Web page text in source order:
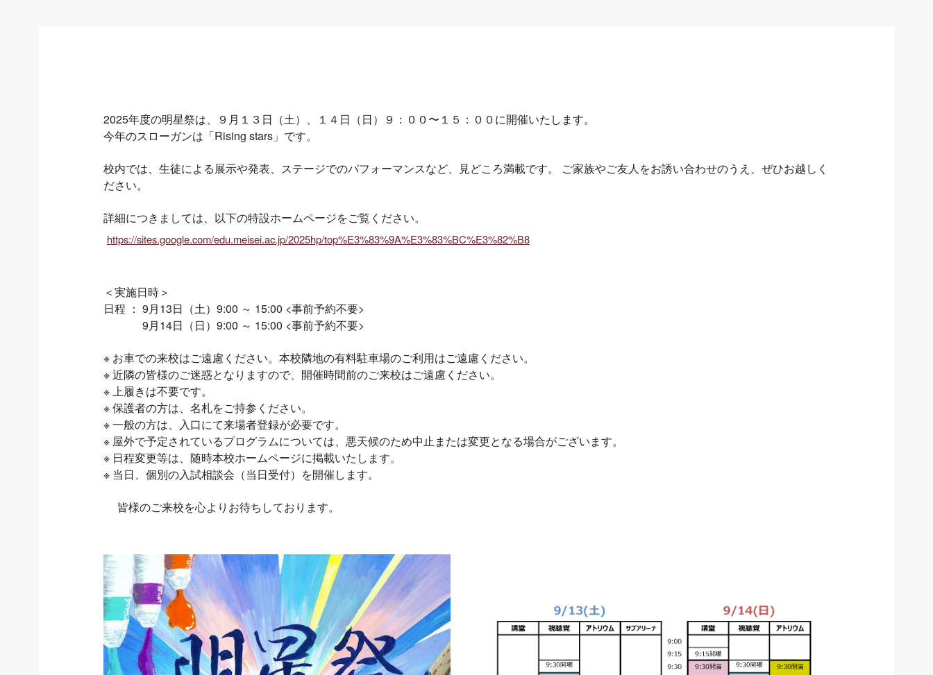
2025年度の明星祭は、９月１３日（土）、１４日（日）９：００〜１５：００に開催いたします。
今年のスローガンは「Rising stars」です。
校内では、生徒による展示や発表、ステージでのパフォーマンスなど、見どころ満載です。 ご家族やご友人をお誘い合わせのうえ、ぜひお越しく
ださい。
詳細につきましては、以下の特設ホームページをご覧ください。
https://sites.google.com/edu.meisei.ac.jp/2025hp/top%E3%83%9A%E3%83%BC%E3%82%B8
＜実施日時＞
日程 ： 9月13日（土）9:00 ～ 15:00 <事前予約不要>
9月14日（日）9:00 ～ 15:00 <事前予約不要>
※ お車での来校はご遠慮ください。本校隣地の有料駐車場のご利用はご遠慮ください。
※ 近隣の皆様のご迷惑となりますので、開催時間前のご来校はご遠慮ください。
※ 上履きは不要です。
※ 保護者の方は、名札をご持参ください。
※ 一般の方は、入口にて来場者登録が必要です。
※ 屋外で予定されているプログラムについては、悪天候のため中止または変更となる場合がございます。
※ 日程変更等は、随時本校ホームページに掲載いたします。
※ 当日、個別の入試相談会（当日受付）を開催します。
皆様のご来校を心よりお待ちしております。